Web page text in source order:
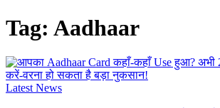
Tag: Aadhaar
Latest News